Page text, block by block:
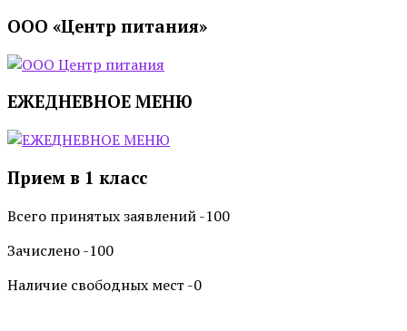
ООО «Центр питания»
ЕЖЕДНЕВНОЕ МЕНЮ
Прием в 1 класс
Всего принятых заявлений -100
Зачислено -100
Наличие свободных мест -0